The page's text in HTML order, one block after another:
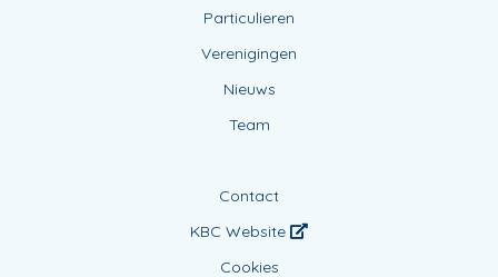
Particulieren
Verenigingen
Nieuws
Team
Contact
KBC Website
Cookies